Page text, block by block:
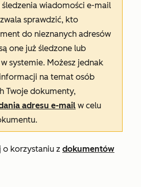
wiadomości e-mail
sprawdzić, kto
do nieznanych adresów
one już śledzone lub
systemie. Możesz jednak
na temat osób
Twoje dokumenty,
adresu e-mail w celu
o korzystaniu z dokumentów